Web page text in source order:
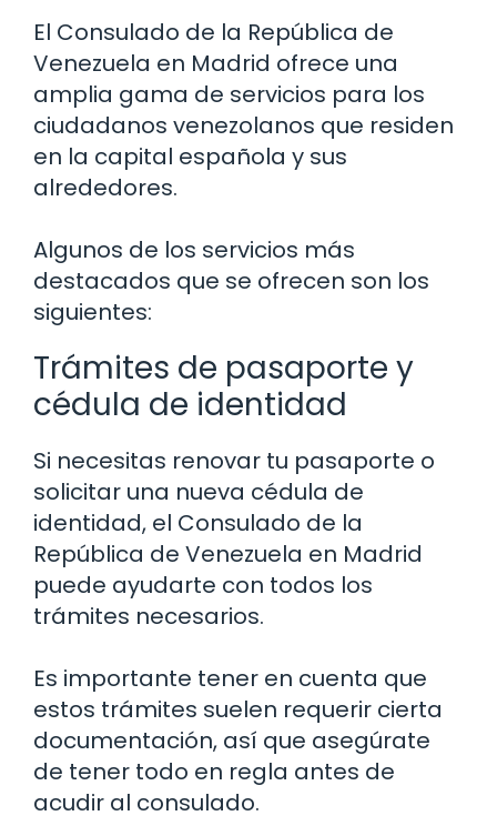
El Consulado de la República de
Venezuela en Madrid ofrece una
amplia gama de servicios para los
ciudadanos venezolanos que residen
en la capital española y sus
alrededores.
Algunos de los servicios más
destacados que se ofrecen son los
siguientes:
Trámites de pasaporte y
cédula de identidad
Si necesitas renovar tu pasaporte o
solicitar una nueva cédula de
identidad, el Consulado de la
República de Venezuela en Madrid
puede ayudarte con todos los
trámites necesarios.
Es importante tener en cuenta que
estos trámites suelen requerir cierta
documentación, así que asegúrate
de tener todo en regla antes de
acudir al consulado.